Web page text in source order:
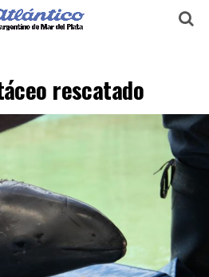
rescatado